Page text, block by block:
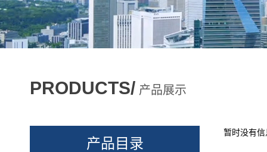
PRODUCTS/ 产品展示
产品目录
暂时没有信